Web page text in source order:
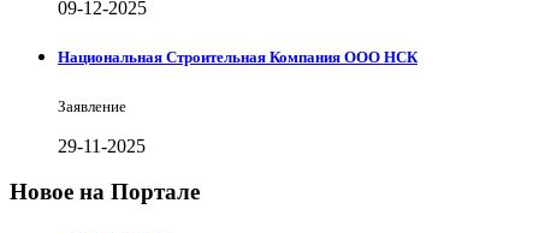
09-12-2025
Национальная Строительная Компания ООО НСК
Заявление
29-11-2025
Новое на Портале